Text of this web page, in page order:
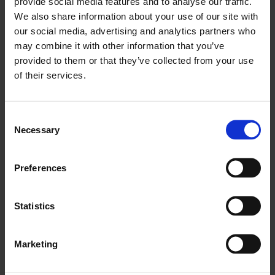
We also share information about your use of our site with
our social media, advertising and analytics partners who
may combine it with other information that you’ve
provided to them or that they’ve collected from your use
of their services.
Selection
Necessary
Preferences
Statistics
Marketing
smarowanie punktów obrotowych i innych ruchomych
części.
Ogólne wskazówki dotyczące
konserwacji i czynności serwisowe
przeprowadzać oględziny, podczas których
sprawdzają koparkę pod kątem wycieków, niskiego
poziomu płynów i innych widocznych uszkodzeń.
konserwacji koparki. Utrzymywanie głównych
uszkodzeniom innych podzespołów, a czyste chłodnice i